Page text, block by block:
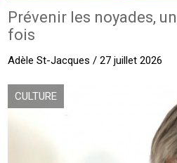
Prévenir les noyades,
fois
Adèle St-Jacques / 27 juillet 2026
CULTURE